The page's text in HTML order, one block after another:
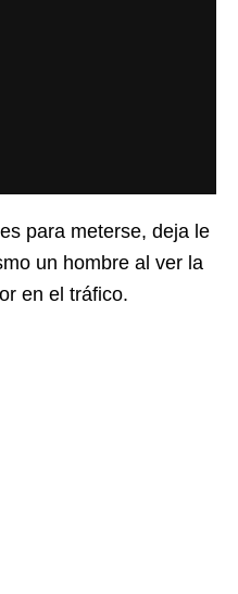
para meterse, deja le
un hombre al ver la
en el tráfico.